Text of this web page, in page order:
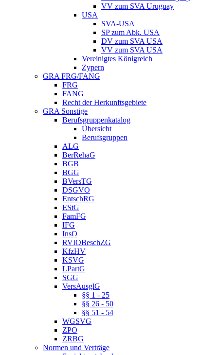
VV zum SVA Uruguay
USA
SVA-USA
SP zum Abk. USA
DV zum SVA USA
VV zum SVA USA
Vereinigtes Königreich
Zypern
GRA FRG/FANG
FRG
FANG
Recht der Herkunftsgebiete
GRA Sonstige
Berufsgruppenkatalog
Übersicht
Berufsgruppen
ALG
BerRehaG
BGB
BGG
BVersTG
DSGVO
EntschRG
EStG
FamFG
IFG
InsO
RVIOBeschZG
KfzHV
KSVG
LPartG
SGG
VersAusglG
§§ 1 - 25
§§ 26 - 50
§§ 51 - 54
WGSVG
ZPO
ZRBG
Normen und Verträge